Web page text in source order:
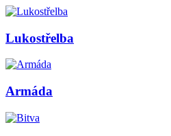
Lukostřelba
Armáda